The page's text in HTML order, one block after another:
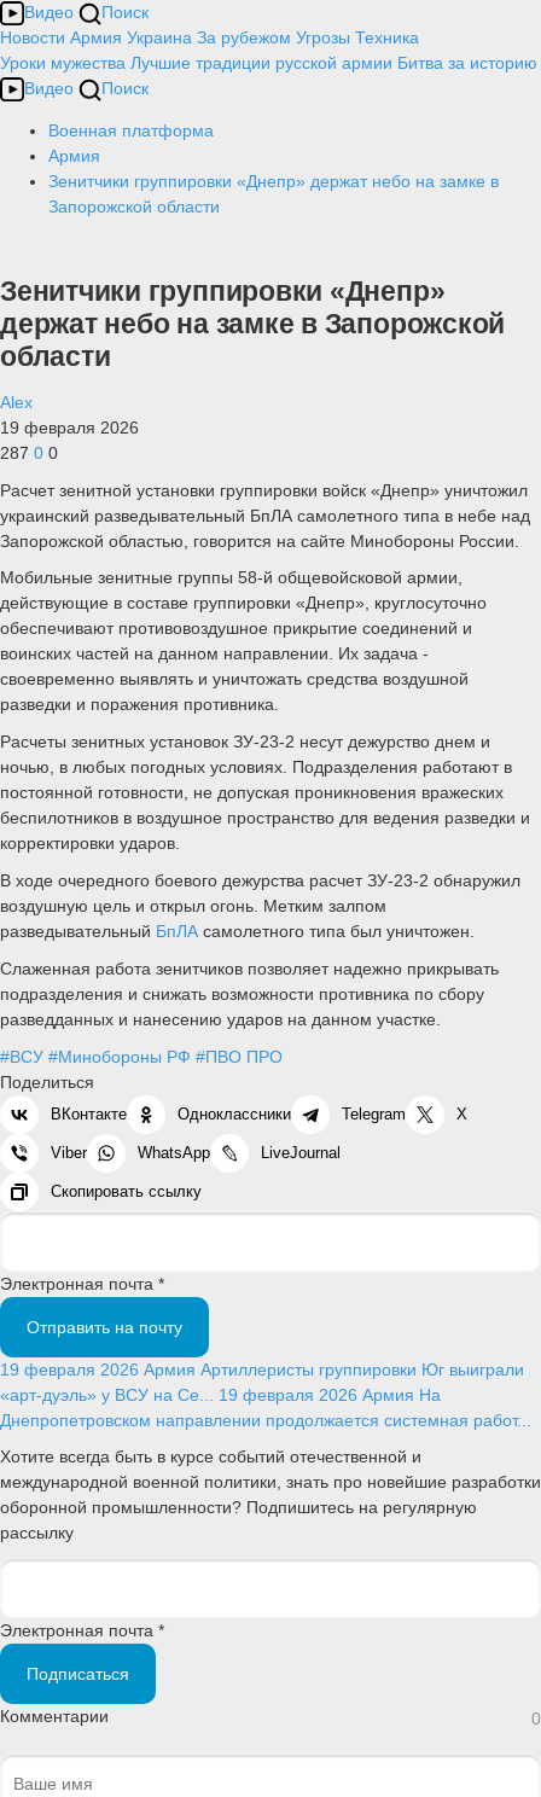
Видео
Поиск
Новости Армия Украина За рубежом Угрозы Техника
Уроки мужества Лучшие традиции русской армии Битва за историю
Видео
Поиск
Военная платформа
Армия
Зенитчики группировки «Днепр» держат небо на замке в
Запорожской области
Зенитчики группировки «Днепр»
держат небо на замке в Запорожской
области
Alex
19 февраля 2026
287 0 0
Расчет зенитной установки группировки войск «Днепр» уничтожил
украинский разведывательный БпЛА самолетного типа в небе над
Запорожской областью, говорится на сайте Минобороны России.
Мобильные зенитные группы 58-й общевойсковой армии,
действующие в составе группировки «Днепр», круглосуточно
обеспечивают противовоздушное прикрытие соединений и
воинских частей на данном направлении. Их задача -
своевременно выявлять и уничтожать средства воздушной
разведки и поражения противника.
Расчеты зенитных установок ЗУ-23-2 несут дежурство днем и
ночью, в любых погодных условиях. Подразделения работают в
постоянной готовности, не допуская проникновения вражеских
беспилотников в воздушное пространство для ведения разведки и
корректировки ударов.
В ходе очередного боевого дежурства расчет ЗУ-23-2 обнаружил
воздушную цель и открыл огонь. Метким залпом
разведывательный БпЛА самолетного типа был уничтожен.
Слаженная работа зенитчиков позволяет надежно прикрывать
подразделения и снижать возможности противника по сбору
разведданных и нанесению ударов на данном участке.
#ВСУ #Минобороны РФ #ПВО ПРО
Поделиться
ВКонтакте Одноклассники Telegram X
Viber WhatsApp LiveJournal
Скопировать ссылку
Электронная почта *
Отправить на почту
19 февраля 2026 Армия Артиллеристы группировки Юг выиграли
«арт-дуэль» у ВСУ на Се... 19 февраля 2026 Армия На
Днепропетровском направлении продолжается системная работ...
Хотите всегда быть в курсе событий отечественной и
международной военной политики, знать про новейшие разработки
оборонной промышленности? Подпишитесь на регулярную
рассылку
Электронная почта *
Подписаться
Комментарии 0